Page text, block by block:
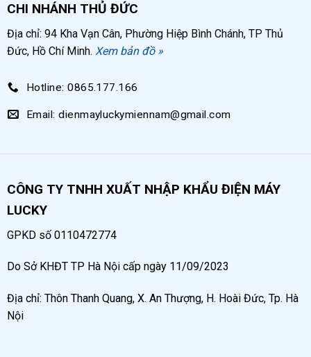
CHI NHÁNH THỦ ĐỨC
Địa chỉ: 94 Kha Vạn Cân, Phường Hiệp Bình Chánh, TP Thủ
Đức, Hồ Chí Minh. Xem bản đồ »
Hotline: 0865.177.166
Email: dienmayluckymiennam@gmail.com
CÔNG TY TNHH XUẤT NHẬP KHẨU ĐIỆN MÁY
LUCKY
GPKD số 0110472774
Do Sở KHĐT TP Hà Nội cấp ngày 11/09/2023
Địa chỉ: Thôn Thanh Quang, X. An Thượng, H. Hoài Đức, Tp. Hà
Nội